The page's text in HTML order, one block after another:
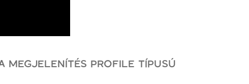
MEGJELENÍTÉS PROFILE TÍPUSÚ